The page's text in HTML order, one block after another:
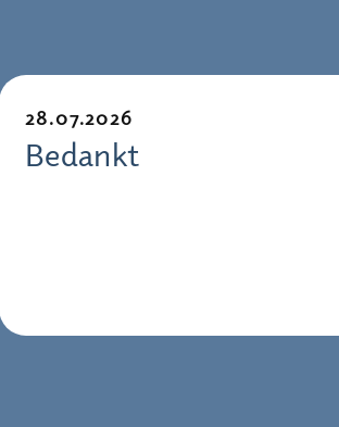
28.07.2026
Bedankt